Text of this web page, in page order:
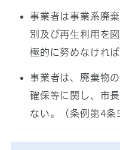
事業者は事業系廃
別及び再生利用を
極的に努めなけれ
事業者は、廃棄物
確保等に関し、市
ない。（条例第4条